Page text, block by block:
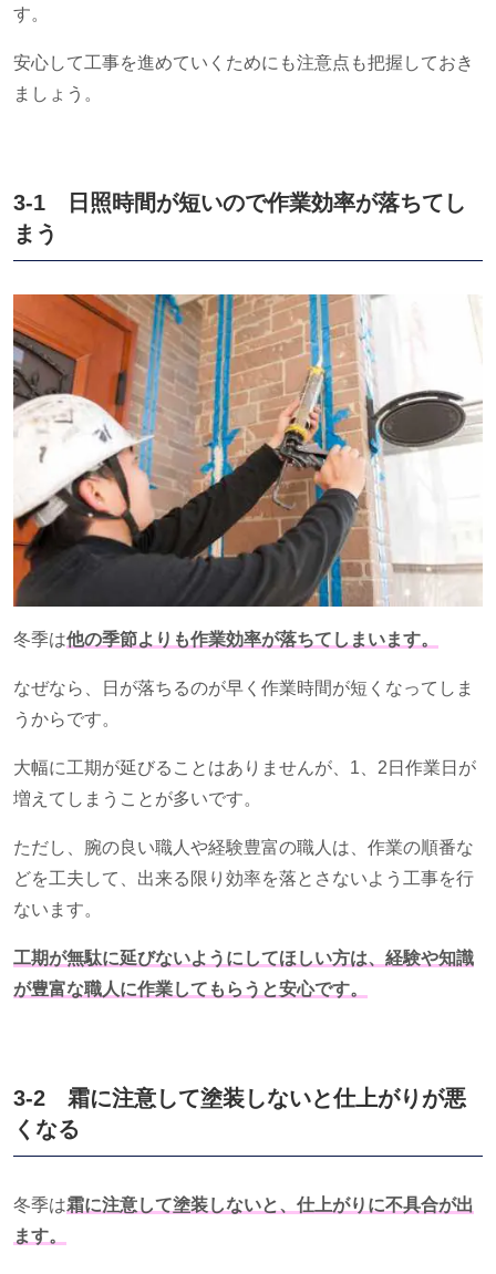
す。
安心して工事を進めていくためにも注意点も把握しておき
ましょう。
3-1 日照時間が短いので作業効率が落ちてし
まう
冬季は他の季節よりも作業効率が落ちてしまいます。
なぜなら、日が落ちるのが早く作業時間が短くなってしま
うからです。
大幅に工期が延びることはありませんが、 1 2 日作業日が
増えてしまうことが多いです。
ただし、腕の良い職人や経験豊富の職人は、作業の順番な
どを工夫して、出来る限り効率を落とさないよう工事を行
ないます。
工期が無駄に延びないようにしてほしい方は、経験や知識
が豊富な職人に作業してもらうと安心です。
3-2 霜に注意して塗装しないと仕上がりが悪
くなる
冬季は霜に注意して塗装しないと、仕上がりに不具合が出
ます。